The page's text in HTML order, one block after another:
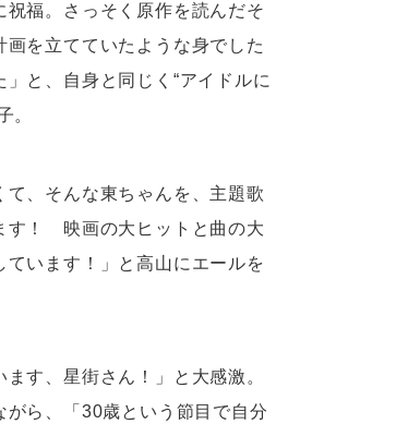
福。さっそく原作を読んだそ
を立てていたような身でした
と、自身と同じく“アイドルに
。
て、そんな東ちゃんを、主題歌
す！ 映画の大ヒットと曲の大
います！」と高山にエールを
す、星街さん！」と大感激。
ら、「30歳という節目で自分